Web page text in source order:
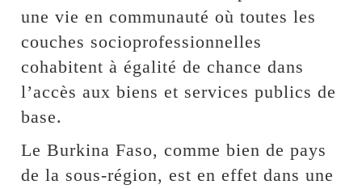
une vie en communauté où toutes les
couches socioprofessionnelles
cohabitent à égalité de chance dans
l’accès aux biens et services publics de
base.
Le Burkina Faso, comme bien de pays
de la sous-région, est en effet dans une